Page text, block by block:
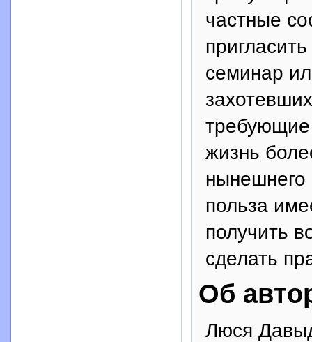
частные
семинар
жизнь
нынешнего
польза
получить
сделать
Об
Люся